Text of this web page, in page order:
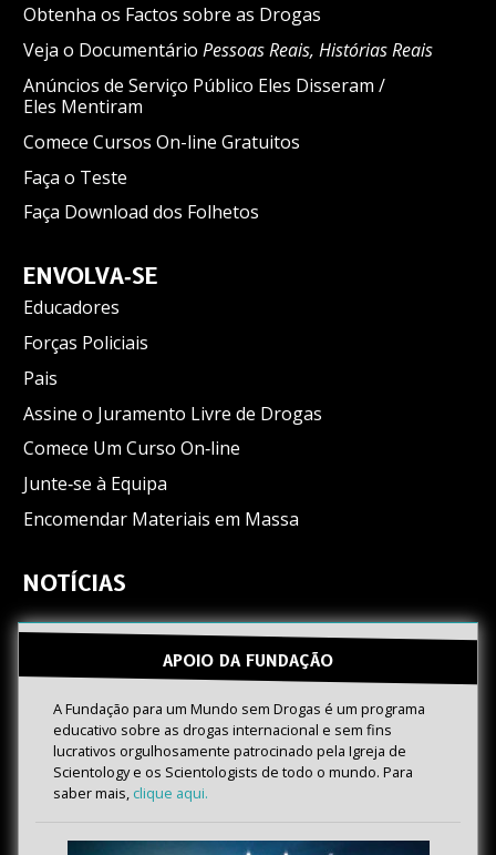
Obtenha os Factos sobre as Drogas
Veja o Documentário Pessoas Reais, Histórias Reais
Anúncios de Serviço Público Eles Disseram /
Eles Mentiram
Comece Cursos On-line Gratuitos
Faça o Teste
Faça Download dos Folhetos
ENVOLVA‑SE
Educadores
Forças Policiais
Pais
Assine o Juramento Livre de Drogas
Comece Um Curso On‑line
Junte‑se à Equipa
Encomendar Materiais em Massa
NOTÍCIAS
APOIO DA FUNDAÇÃO
A Fundação para um Mundo sem Drogas é um programa
educativo sobre as drogas internacional e sem fins
lucrativos orgulhosamente patrocinado pela Igreja de
Scientology e os Scientologists de todo o mundo. Para
saber mais, clique aqui.